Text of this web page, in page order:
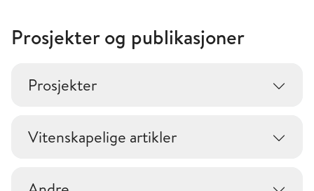
Prosjekter og publikasjoner
Prosjekter
Vitenskapelige artikler